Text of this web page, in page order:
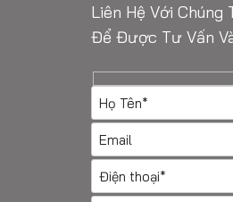
Liên Hệ Với Chúng
Để Được Tư Vấn